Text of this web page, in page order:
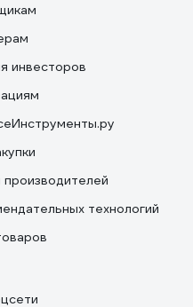
инвесторов
технологий